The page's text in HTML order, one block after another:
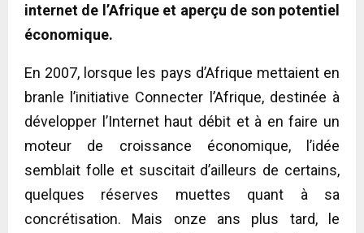
internet de l’Afrique et aperçu de son potentiel
économique.
En 2007, lorsque les pays d’Afrique mettaient en
branle l’initiative Connecter l’Afrique, destinée à
développer l’Internet haut débit et à en faire un
moteur de croissance économique, l’idée
semblait folle et suscitait d’ailleurs de certains,
quelques réserves muettes quant à sa
concrétisation. Mais onze ans plus tard, le